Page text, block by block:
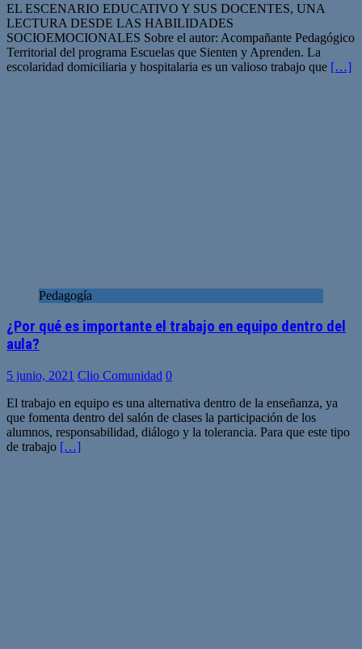
EL ESCENARIO EDUCATIVO Y SUS DOCENTES, UNA
LECTURA DESDE LAS HABILIDADES
SOCIOEMOCIONALES Sobre el autor: Acompañante Pedagógico
Territorial del programa Escuelas que Sienten y Aprenden. La
escolaridad domiciliaria y hospitalaria es un valioso trabajo que […]
Pedagogía
¿Por qué es importante el trabajo en equipo dentro del
aula?
5 junio, 2021 Clio Comunidad 0
El trabajo en equipo es una alternativa dentro de la enseñanza, ya
que fomenta dentro del salón de clases la participación de los
alumnos, responsabilidad, diálogo y la tolerancia. Para que este tipo
de trabajo […]